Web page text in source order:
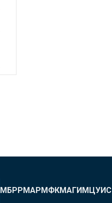
МБРРМАРМФКМАГИМЦУИС